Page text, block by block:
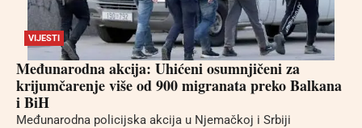
VIJESTI
Međunarodna akcija: Uhićeni osumnjičeni za
krijumčarenje više od 900 migranata preko Balkana
i BiH
Međunarodna policijska akcija u Njemačkoj i Srbiji